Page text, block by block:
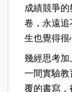
成績競爭
卷，永遠
生也覺得很
幾經思考加
一間實驗教
覆的書寫